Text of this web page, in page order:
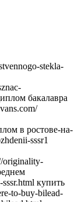
far-uluchshenie-germetichnosti-i-osveshcheniya https://massovka.com.ua/germetik-dlya-far-zashchita-ot-vlagi-pyli-kondensata https://newstoday.com.ua/kak-vybrat-germetik-dlya-stekla-far https://maximumvisa.com.ua/germetik-dlya-stekla-far-idealnaya-germetizatsiya https://ostercenter.com.ua/luchshie-germetiki-dlya-far-avto https://pnevmo-strelok.com.ua/germetik-dlya-far-zachem-i-kak-ispolzovat https://myelectro.com.ua/kak-germetik-zashchishchaet-fary https://logotypes.com.ua/germetizaciya-stekla-far https://naduvnie-lodki.com.ua/sekret-idealnyh-far-germetik https://nagrevayka.com.ua/top-5-germetikov-dlya-far http://repetitory.com.ua/germetik-dlya-stekla-far-poshagovyj-gid https://optimapharm.com.ua/germetik-dlya-stekla-far https://s-boutique.com.ua/zashchita-far-ot-vlagi-rol-germetika https://rockradio.com.ua/kak-germetik-pomogaet-sokhranit-fary-kak-novye https://pravoslavnews.com.ua/germetik-dlya-far-nadezhnoe-reshenie-dlya-predotvrashcheniya-kondensata https://salonsharm.com.ua/idealnyj-germetik-dlya-stekla-far-kak-vybrat-i-pravilno-nanesti http://salle.com.ua/pochemu-germetik-dlya-far-avto-vazhnee-chem-kazhetsya http://reklamist.com.ua/germetik-dlya-stekla-far-obazatelnyj-element-dlya-remonta http://runflor.com.ua/kak-vosstanovit-germetichnost-far-sovety-po-vyboru-germetika https://side-by-side.com.ua/remont-stekla-far-kak-germetik-pomogaet-sokhranit-svetopropuskaniye https://smartbuildforum.com.ua/germetik-dlya-avtofar-resheniye-dlya-osveshcheniya-i-zashchity https://tastaliski.com.ua/germetik-dlya-stekla-far-zashchita-ot-pogodnyh-usloviy https://sevinfo.com.ua/kak-germetik-prodlevaet-srok-sluzhby-far https://summer-kino.com.ua/germetik-dlya-avtofar-problemy-s-germetizaciej https://startupline.com.ua/vybor-germetika-dlya-far https://unasoft.com.ua/germetik-dlya-stekla-far-vlaga-i-korrozia https://svitozar.com.ua/germetik-dlya-stekla-far-vlaga-i-korrozia https://talktome.com.ua/zhidkost-dlya-polirovki-far-avto https://smotri.com.ua/kak-vybrat-luchshuyu-zhidkost-dlya-polirovki-far https://tyres.com.ua/zhidkost-dlya-polirovki-far-ustranenie-carapin https://tayger.com.ua/nabor-dlya-polirovki-far-vse-chto-nuzhno https://tm-marmelad.com.ua/nabor-dlya-polirovki-far-luchshie-komplekty https://synergize.com.ua/polirovka-far-svoimi-rukami-nabory https://trademart.com.ua/nabor-dlya-polirovki-far-kak-obnovit-fary-avto http://vabank.com.ua/steklo-dlya-far-ka